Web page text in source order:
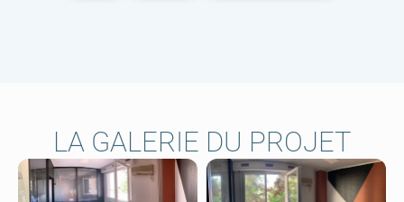
LA GALERIE DU PROJET